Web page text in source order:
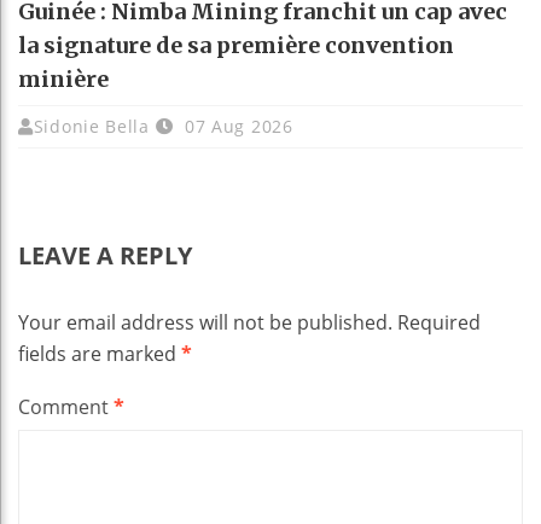
Guinée : Nimba Mining franchit un cap avec
la signature de sa première convention
minière
Sidonie Bella 07 Aug 2026
LEAVE A REPLY
Your email address will not be published. Required
fields are marked *
Comment*